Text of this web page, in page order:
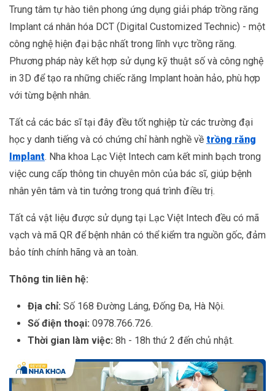
Trung tâm tự hào tiên phong ứng dụng giải pháp trồng răng
Implant cá nhân hóa DCT (Digital Customized Technic) - một
công nghệ hiện đại bậc nhất trong lĩnh vực trồng răng.
Phương pháp này kết hợp sử dụng kỹ thuật số và công nghệ
in 3D để tạo ra những chiếc răng Implant hoàn hảo, phù hợp
với từng bệnh nhân.
Tất cả các bác sĩ tại đây đều tốt nghiệp từ các trường đại
học y danh tiếng và có chứng chỉ hành nghề về trồng răng
Implant. Nha khoa Lạc Việt Intech cam kết minh bạch trong
việc cung cấp thông tin chuyên môn của bác sĩ, giúp bệnh
nhân yên tâm và tin tưởng trong quá trình điều trị.
Tất cả vật liệu được sử dụng tại Lạc Việt Intech đều có mã
vạch và mã QR để bệnh nhân có thể kiểm tra nguồn gốc, đảm
bảo tính chính hãng và an toàn.
Thông tin liên hệ:
Địa chỉ: Số 168 Đường Láng, Đống Đa, Hà Nội.
Số điện thoại: 0978.766.726.
Thời gian làm việc: 8h - 18h thứ 2 đến chủ nhật.